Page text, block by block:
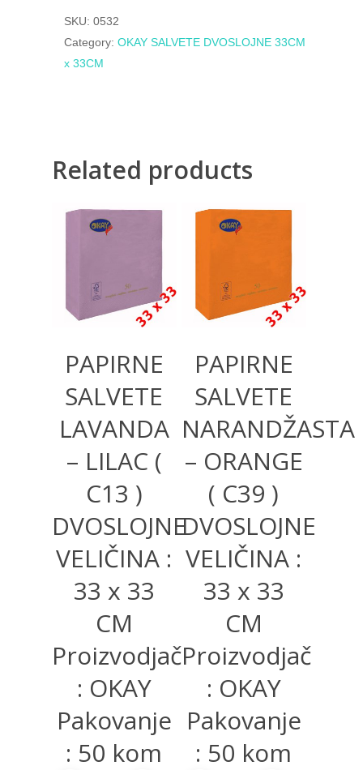
SKU: 0532
Category: OKAY SALVETE DVOSLOJNE 33CM
x 33CM
Related products
260,00
PAPIRNE
SALVETE
LAVANDA
– LILAC (
C13 )
DVOSLOJNE
VELIČINA :
33 x 33
CM
Proizvodjač
: OKAY
Pakovanje
: 50 kom
PAPIRNE
SALVETE
NARANDŽASTA
– ORANGE
( C39 )
DVOSLOJNE
VELIČINA :
33 x 33
CM
Proizvodjač
: OKAY
Pakovanje
: 50 kom